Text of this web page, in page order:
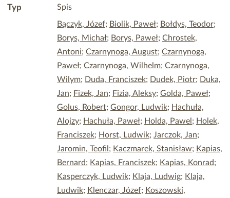
Typ Spis
Bączyk, Józef; Biolik, Paweł; Bołdys, Teodor;
Borys, Michał; Borys, Paweł; Chrostek,
Antoni; Czarnynoga, August; Czarnynoga,
Paweł; Czarnynoga, Wilhelm; Czarnynoga,
Wilym; Duda, Franciszek; Dudek, Piotr; Duka,
Jan; Fizek, Jan; Fizia, Aleksy; Golda, Paweł;
Golus, Robert; Gongor, Ludwik; Hachuła,
Alojzy; Hachuła, Paweł; Holda, Pawel ; Holek,
Franciszek; Horst, Ludwik; Jarczok, Jan;
Jaromin, Teofil ; Kaczmarek, Stanisław; Kapias,
Bernard; Kapias, Franciszek; Kapias, Konrad;
Kasperczyk, Ludwik; Klaja, Ludwig; Klaja,
Ludwik; Klenczar, Józef; Koszowski,